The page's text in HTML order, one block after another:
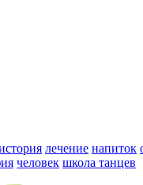
лечение напиток
человек школа танцев